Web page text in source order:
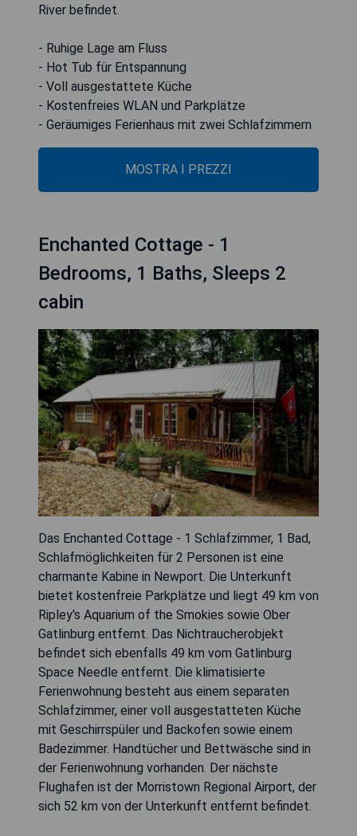
River befindet.
- Ruhige Lage am Fluss
- Hot Tub für Entspannung
- Voll ausgestattete Küche
- Kostenfreies WLAN und Parkplätze
- Geräumiges Ferienhaus mit zwei Schlafzimmern
MOSTRA I PREZZI
Enchanted Cottage - 1
Bedrooms, 1 Baths, Sleeps 2
cabin
Das Enchanted Cottage - 1 Schlafzimmer, 1 Bad,
Schlafmöglichkeiten für 2 Personen ist eine
charmante Kabine in Newport. Die Unterkunft
bietet kostenfreie Parkplätze und liegt 49 km von
Ripley's Aquarium of the Smokies sowie Ober
Gatlinburg entfernt. Das Nichtraucherobjekt
befindet sich ebenfalls 49 km vom Gatlinburg
Space Needle entfernt. Die klimatisierte
Ferienwohnung besteht aus einem separaten
Schlafzimmer, einer voll ausgestatteten Küche
mit Geschirrspüler und Backofen sowie einem
Badezimmer. Handtücher und Bettwäsche sind in
der Ferienwohnung vorhanden. Der nächste
Flughafen ist der Morristown Regional Airport, der
sich 52 km von der Unterkunft entfernt befindet.